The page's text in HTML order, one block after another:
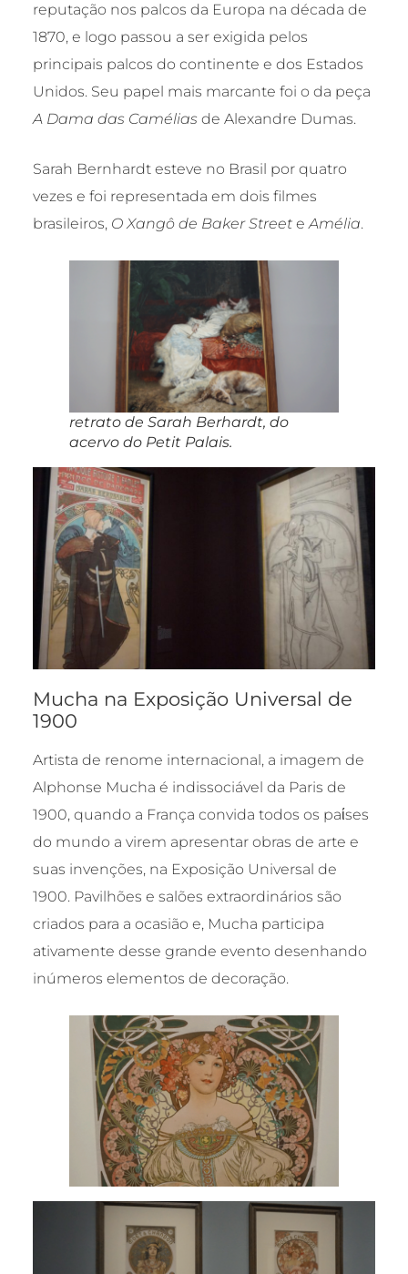
reputação nos palcos da Europa na década de
1870, e logo passou a ser exigida pelos
principais palcos do continente e dos Estados
Unidos. Seu papel mais marcante foi o da peça
A Dama das Camélias de Alexandre Dumas.
Sarah Bernhardt esteve no Brasil por quatro
vezes e foi representada em dois filmes
brasileiros, O Xangô de Baker Street eAmélia.
retrato de Sarah Berhardt, do
acervo do Petit Palais.
Mucha na Exposição Universal de
1900
Artista de renome internacional, a imagem de
Alphonse Mucha é indissociável da Paris de
1900, quando a França convida todos os paίses
do mundo a virem apresentar obras de arte e
suas invenções, na Exposição Universal de
1900. Pavilhões e salões extraordinários são
criados para a ocasião e, Mucha participa
ativamente desse grande evento desenhando
inúmeros elementos de decoração.